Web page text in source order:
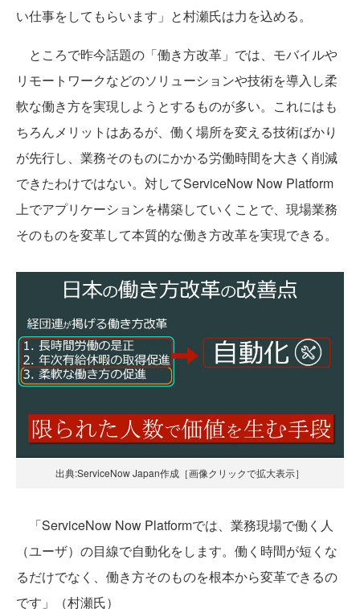
い仕事をしてもらいます」と村瀬氏は力を込める。
ところで昨今話題の「働き方改革」では、モバイルや
リモートワークなどのソリューションや技術を導入し柔
軟な働き方を実現しようとするものが多い。これにはも
ちろんメリットはあるが、働く場所を変える技術ばかり
が先行し、業務そのものにかかる労働時間を大きく削減
できたわけではない。対してServiceNow Now Platform
上でアプリケーションを構築していくことで、現場業務
そのものを変革して本質的な働き方改革を実現できる。
出典:ServiceNow Japan作成［画像クリックで拡大表示］
「ServiceNow Now Platformでは、業務現場で働く人
（ユーザ）の目線で自動化をします。働く時間が短くな
るだけでなく、働き方そのものを根本から変革できるの
です」（村瀬氏）